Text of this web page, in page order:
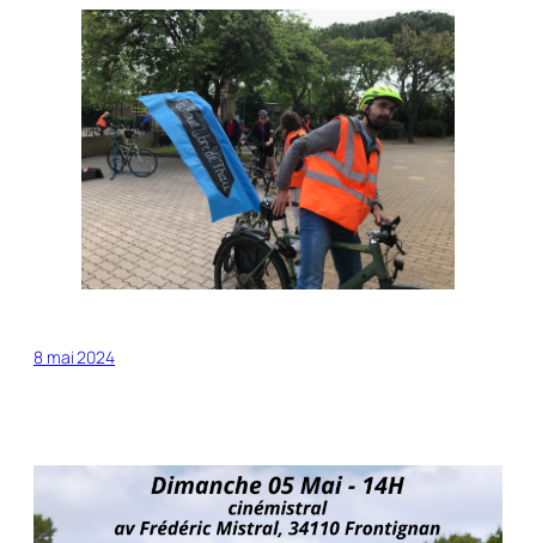
8 mai 2024